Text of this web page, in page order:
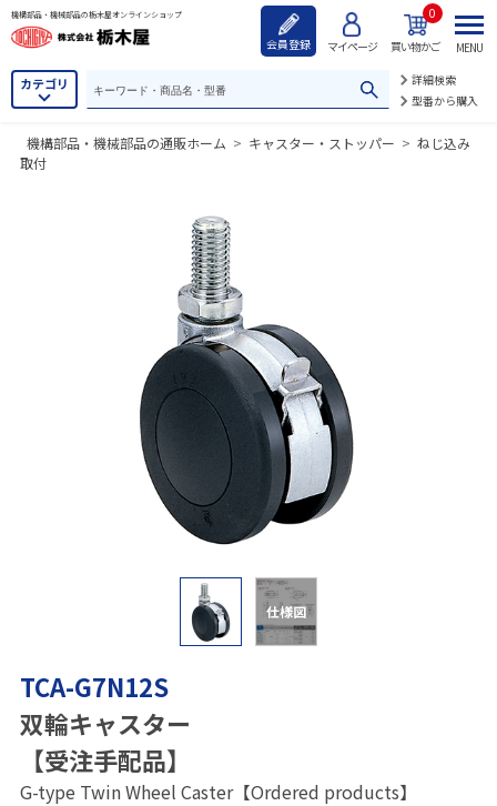
機構部品・機械部品の栃木屋オンラインショップ
会員登録 マイページ 買い物かご
0
カテゴリ
詳細検索
型番から購入
MENU
機構部品・機械部品の通販ホーム > キャスター・ストッパー > ねじ込み
取付
仕様図
TCA-G7N12S
双輪キャスター
【受注手配品】
G-type Twin Wheel Caster【Ordered products】